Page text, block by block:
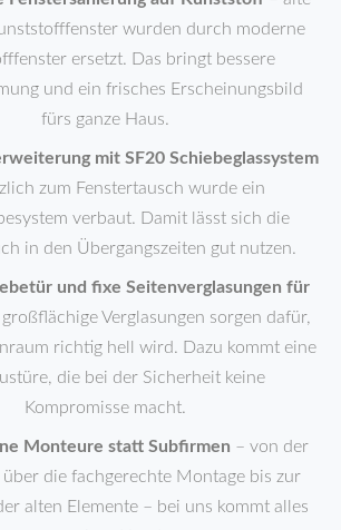
wurden durch moderne
ersetzt. Das bringt bessere
und ein frisches Erscheinungsbild
fürs ganze Haus.
mit SF20 Schiebeglassystem
zum Fenstertausch wurde ein
verbaut. Damit lässt sich die
in den Übergangszeiten gut nutzen.
und fixe Seitenverglasungen für
großflächige Verglasungen sorgen dafür,
richtig hell wird. Dazu kommt eine
die bei der Sicherheit keine
Kompromisse macht.
Monteure statt Subfirmen – von der
über die fachgerechte Montage bis zur
alten Elemente – bei uns kommt alles